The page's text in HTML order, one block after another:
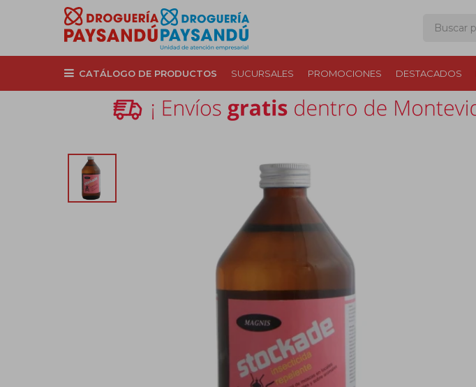
CATÁLOGO DE PRODUCTOS SUCURSALES PROMOCIONES DESTACADOS